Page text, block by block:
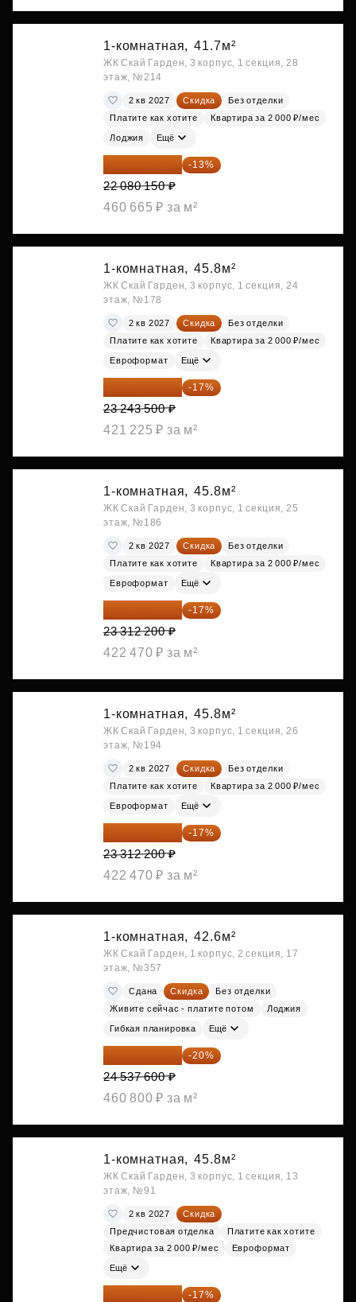
1-комнатная, 41.7м²
ЖК Скай Гарден, 3 корпус, 1 секция, 28
этаж, №214
2 кв 2027 Скидка
Без отделки
Платите как хотите
Квартира за 2 000 ₽/мес
Лоджия Ещё
19 209 731 ₽ -13%
22 080 150 ₽
460 665 ₽ за м²
1-комнатная, 45.8м²
ЖК Скай Гарден, 3 корпус, 1 секция, 24
этаж, №178
2 кв 2027 Скидка
Без отделки
Платите как хотите
Квартира за 2 000 ₽/мес
Евроформат Ещё
19 292 105 ₽ -17%
23 243 500 ₽
421 225 ₽ за м²
1-комнатная, 45.8м²
ЖК Скай Гарден, 3 корпус, 1 секция, 25
этаж, №186
2 кв 2027 Скидка
Без отделки
Платите как хотите
Квартира за 2 000 ₽/мес
Евроформат Ещё
19 349 126 ₽ -17%
23 312 200 ₽
422 470 ₽ за м²
1-комнатная, 45.8м²
ЖК Скай Гарден, 3 корпус, 1 секция, 26
этаж, №194
2 кв 2027 Скидка
Без отделки
Платите как хотите
Квартира за 2 000 ₽/мес
Евроформат Ещё
19 349 126 ₽ -17%
23 312 200 ₽
422 470 ₽ за м²
1-комнатная, 42.6м²
ЖК Скай Гарден, 1 корпус, 2 секция, 17
этаж, №357
Сдана Скидка
Без отделки
Живите сейчас - платите потом
Лоджия
Гибкая планировка Ещё
19 630 080 ₽ -20%
24 537 600 ₽
460 800 ₽ за м²
1-комнатная, 45.8м²
ЖК Скай Гарден, 3 корпус, 1 секция, 13
этаж, №91
2 кв 2027
Скидка
Предчистовая отделка
Платите как хотите
Квартира за 2 000 ₽/мес
Евроформат
Ещё
20 014 371 ₽ -17%